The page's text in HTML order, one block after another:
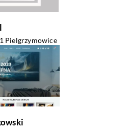
Pielgrzymowice